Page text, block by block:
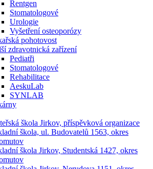
Rentgen
Stomatologové
Urologie
Vyšetření osteoporózy
pohotovost
zdravotnická zařízení
Pediatři
Stomatologové
Rehabilitace
AeskuLab
SYNLAB
škola Jirkov, příspěvková organizace
škola, ul. Budovatelů 1563, okres
škola Jirkov, Studentská 1427, okres